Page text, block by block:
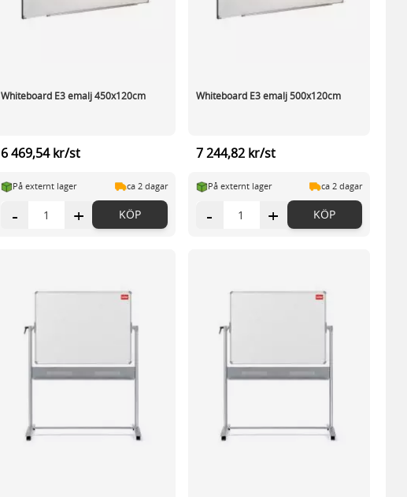
Whiteboard E3 emalj 450x120cm
6 469,54 kr/st
På externt lager ca 2 dagar
- + KÖP
Whiteboard E3 emalj 500x120cm
7 244,82 kr/st
På externt lager ca 2 dagar
- + KÖP